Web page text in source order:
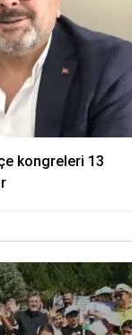
kongreleri 13